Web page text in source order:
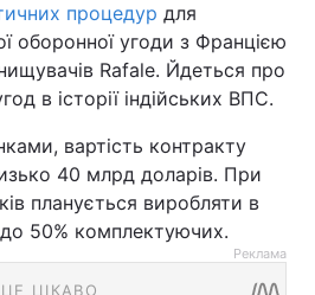
процедур для
оборонної угоди з Францією
Rafale. Йдеться про
в історії індійських ВПС.
вартість контракту
40 млрд доларів. При
планується виробляти в
до 50% комплектуючих.
Реклама